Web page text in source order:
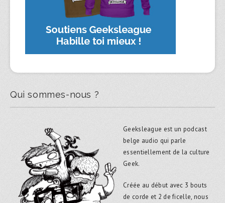
Qui sommes-nous ?
Geeksleague est un podcast
belge audio qui parle
essentiellement de la culture
Geek.
Créée au début avec 3 bouts
de corde et 2 de ficelle, nous